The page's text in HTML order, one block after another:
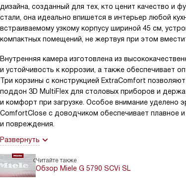
дизайна, созданный для тех, кто ценит качество и
стали, она идеально впишется в интерьер любой
встраиваемому узкому корпусу шириной 45 см,
компактных помещений, не жертвуя при этом
Внутренняя камера изготовлена из
и устойчивость к коррозии, а также обеспечивает
Три корзины с конструкцией ExtraComfort
поддон 3D MultiFlex для столовых приборов и
и комфорт при загрузке. Особое внимание уделено
ComfortClose с доводчиком обеспечивает плавное
и повреждения.
Развернуть
Читайте также
Обзор Miele G 5790 SCVi SL